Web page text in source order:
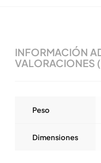
INFORMACIÓN
VALORACIONES
Peso
Dimensiones